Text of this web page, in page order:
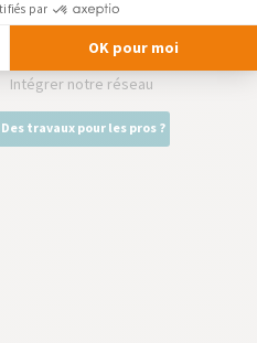
La Maison des Architectes
Expert Bricolage
Intégrer notre réseau
Des travaux pour les pros ?
par
OK pour moi